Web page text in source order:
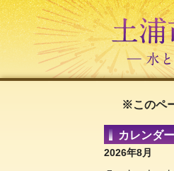
※このペ
カレンダー
2026年8月